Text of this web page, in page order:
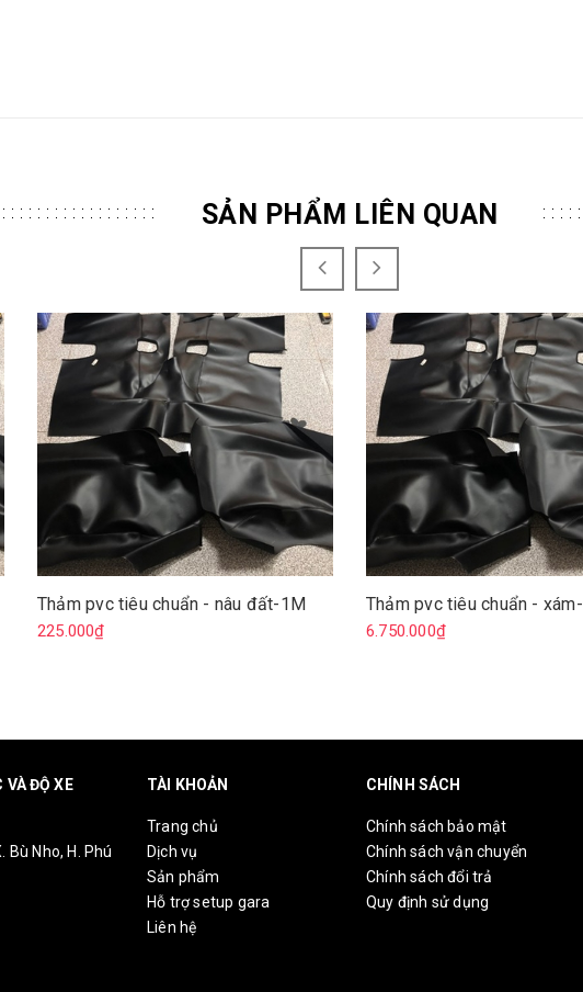
SẢN PHẨM LIÊN QUAN
Thảm pvc tiêu chuẩn - nâu đất-1M
225.000₫
Thảm pvc tiêu chuẩn -
6.750.000₫
VÀ ĐỘ XE
Bù Nho, H. Phú
TÀI KHOẢN
Trang chủ
Dịch vụ
Sản phẩm
Hỗ trợ setup gara
Liên hệ
CHÍNH SÁCH
Chính sách bảo mật
Chính sách vận chuyển
Chính sách đổi trả
Quy định sử dụng